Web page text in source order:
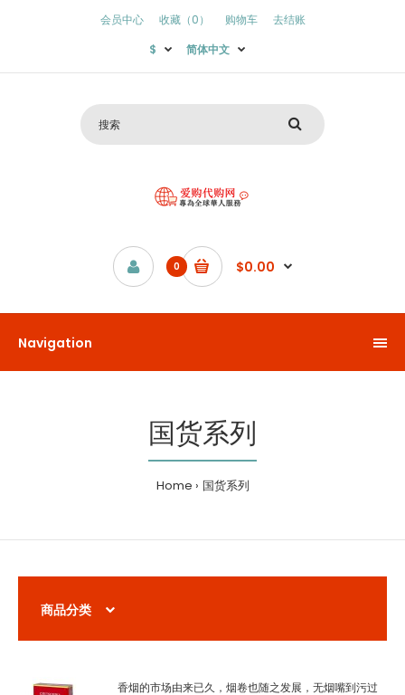
会员中心 收藏（0） 购物车
去结账
$
简体中文
0 $0.00
Navigation
国货系列
Home 国货系列
商品分类
香烟的市场由来已久，烟卷也随之发展，无烟嘴到污过